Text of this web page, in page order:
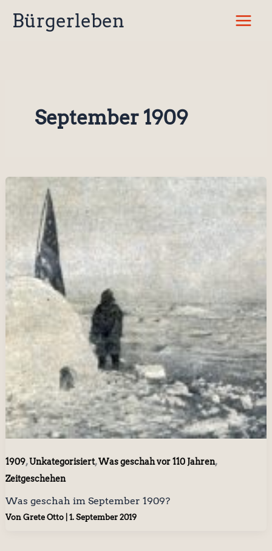
InhaltBürgerleben
September 1909
1909,Unkategorisiert,Was geschah vor 110 Jahren,
Zeitgeschehen
Was geschah im September 1909?
Von Grete Otto 1. September 2019